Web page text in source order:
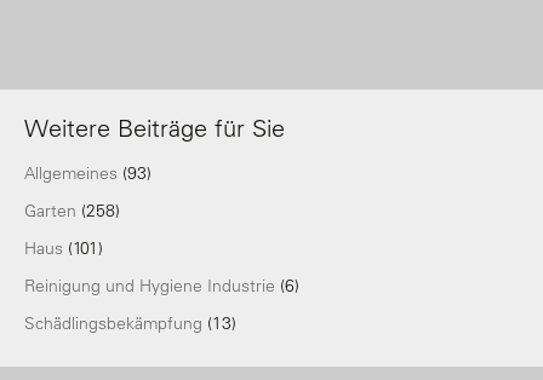
Weitere Beiträge für Sie
Allgemeines (93)
Garten (258)
Haus (101)
Reinigung und Hygiene Industrie (6)
Schädlingsbekämpfung (13)